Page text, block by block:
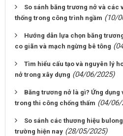
So sánh băng trương nở và các
thống trong công trình ngầm (10/
Hướng dẫn lựa chọn băng
co giãn và mạch ngừng bê tông
Tìm hiểu cấu tạo và nguyên lý
nở trong xây dựng (04/06/2025)
Băng trương nở là gì? Ứng
trong thi công chống thấm (04/06/
So sánh các thương hiệu
trường hiện nay (28/05/2025)